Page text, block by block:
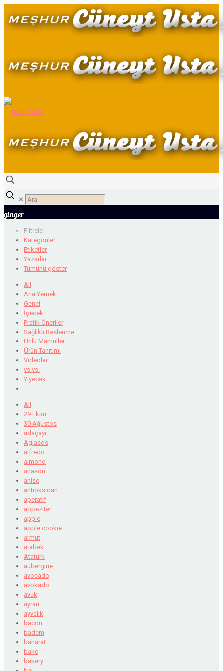
✕
ginger
Filtrele
Kategoriler
Etiketler
Yazarlar
Tümünü göster
All
Ana Yemek
Genel
İçecek
Pratik Öneriler
Sağlıklı Beslenme
Unlu Mamüller
Ürün Tanıtımı
Videolar
vs.vs.
Yiyecek
All
29 Ekim
30 Ağustos
adaçayı
Agiasos
alfredo
almond
anason
anise
antioksidan
aperatif
appeziter
apple
apple cookie
armut
atabek
Atatürk
aubergine
avocado
avokado
avuk
ayran
ayvalık
bacon
badem
baharat
bake
bakery